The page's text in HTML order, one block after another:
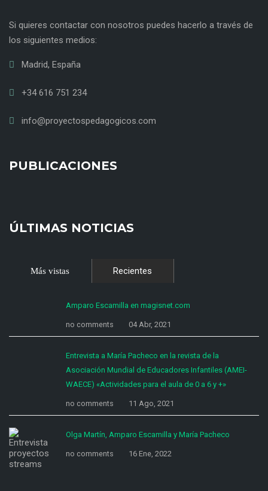
Si quieres contactar con nosotros puedes hacerlo a través de
los siguientes medios:
Madrid, España
+34 616 751 234
info@proyectospedagogicos.com
PUBLICACIONES
ÚLTIMAS NOTICIAS
Más vistas Recientes
Amparo Escamilla en magisnet.com
no comments 04 Abr, 2021
Entrevista a María Pacheco en la revista de la
Asociación Mundial de Educadores Infantiles (AMEI-
WAECE) «Actividades para el aula de 0 a 6 y +»
no comments 11 Ago, 2021
Olga Martín, Amparo Escamilla y María Pacheco
no comments 16 Ene, 2022